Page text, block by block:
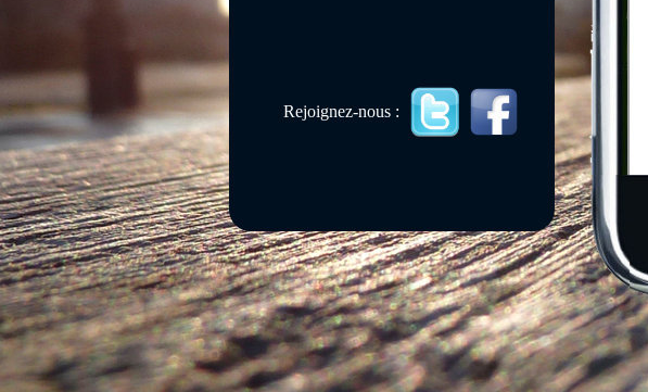
Rejoignez-nous :